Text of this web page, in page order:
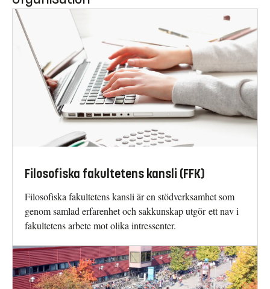
Filosofiska fakultetens kansli (FFK)
Filosofiska fakultetens kansli är en stödverksamhet som
genom samlad erfarenhet och sakkunskap utgör ett nav i
fakultetens arbete mot olika intressenter.